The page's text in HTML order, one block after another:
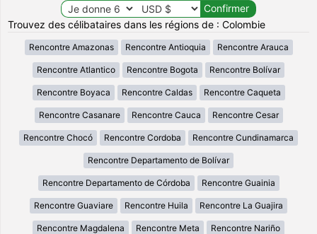
Trouvez des célibataires dans les régions de : Colombie
Rencontre Amazonas Rencontre Antioquia Rencontre Arauca
Rencontre Atlantico Rencontre Bogota Rencontre Bolívar
Rencontre Boyaca Rencontre Caldas Rencontre Caqueta
Rencontre Casanare Rencontre Cauca Rencontre Cesar
Rencontre Chocó Rencontre Cordoba Rencontre Cundinamarca
Rencontre Departamento de Bolívar
Rencontre Departamento de Córdoba Rencontre Guainia
Rencontre Guaviare Rencontre Huila Rencontre La Guajira
Rencontre Magdalena Rencontre Meta Rencontre Nariño